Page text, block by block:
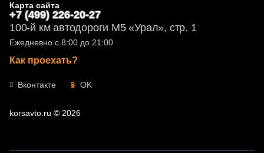
Карта сайта
+7 (499) 226-20-27
100-й км автодороги М5 «Урал», стр. 1
Ежедневно с 8:00 до 21:00
Как проехать?
Вконтакте OK
korsavto.ru © 2026